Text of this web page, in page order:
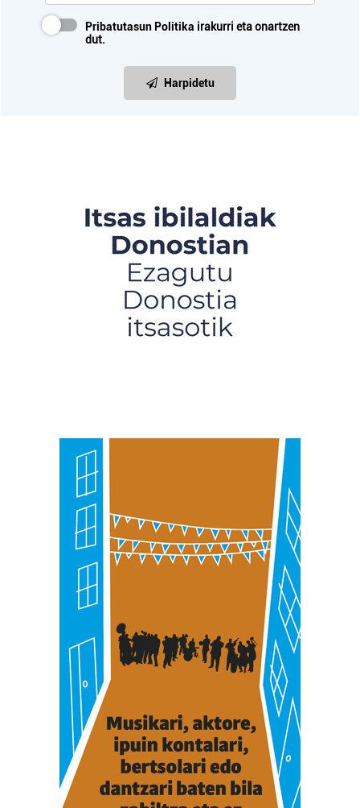
Pribatutasun Politika irakurri eta onartzen
dut.
Harpidetu